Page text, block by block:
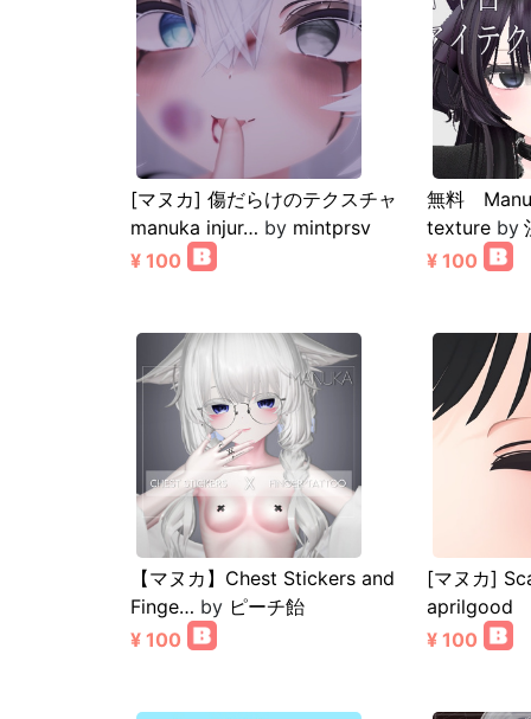
[マヌカ] 傷だらけのテクスチャ
manuka injur… by mintprsv
¥ 100
無料
texture by
¥ 100
【マヌカ】Chest Stickers and
Finge… by ピーチ飴
¥ 100
[マヌカ]
aprilgood
¥ 100